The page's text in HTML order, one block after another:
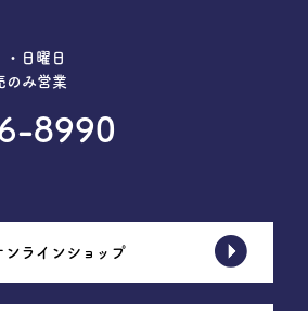
日曜日
のみ営業
8990
ンラインショップ